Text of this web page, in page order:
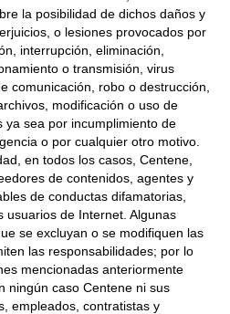
la posibilidad de dichos daños y
o lesiones provocados por
interrupción, eliminación,
o transmisión, virus
comunicación, robo o destrucción,
modificación o uso de
ya sea por incumplimiento de
o por cualquier otro motivo.
en todos los casos, Centene,
de contenidos, agentes y
de conductas difamatorias,
usuarios de Internet. Algunas
se excluyan o se modifiquen las
las responsabilidades; por lo
mencionadas anteriormente
ningún caso Centene ni sus
empleados, contratistas y